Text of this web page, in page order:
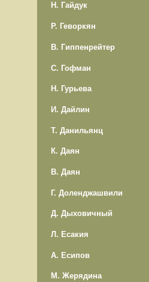
Н. Гайдук
Р. Геворкян
В. Гиппенрейтер
С. Гофман
Н. Гурьева
И. Дайлин
Т. Данильянц
К. Даян
В. Даян
Г. Доленджашвили
Д. Дыховичный
Л. Есакия
А. Есипов
М. Жерядина